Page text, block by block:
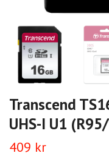
Transcend
UHS-I U1
409 kr